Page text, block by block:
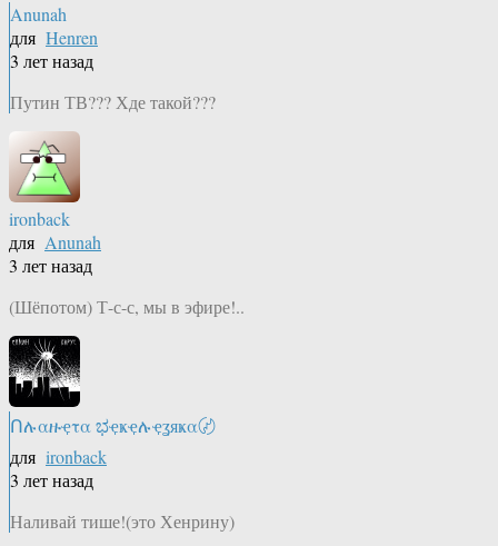
Anunah
для Henren
3 лет назад
Путин ТВ??? Хде такой???
ironback
для Anunah
3 лет назад
(Шёпотом) Т-с-с, мы в эфире!..
Ոሉαዙҿτα ಭҿҝҿሉҿʓяҝα〄
для ironback
3 лет назад
Наливай тише!(это Хенрину)